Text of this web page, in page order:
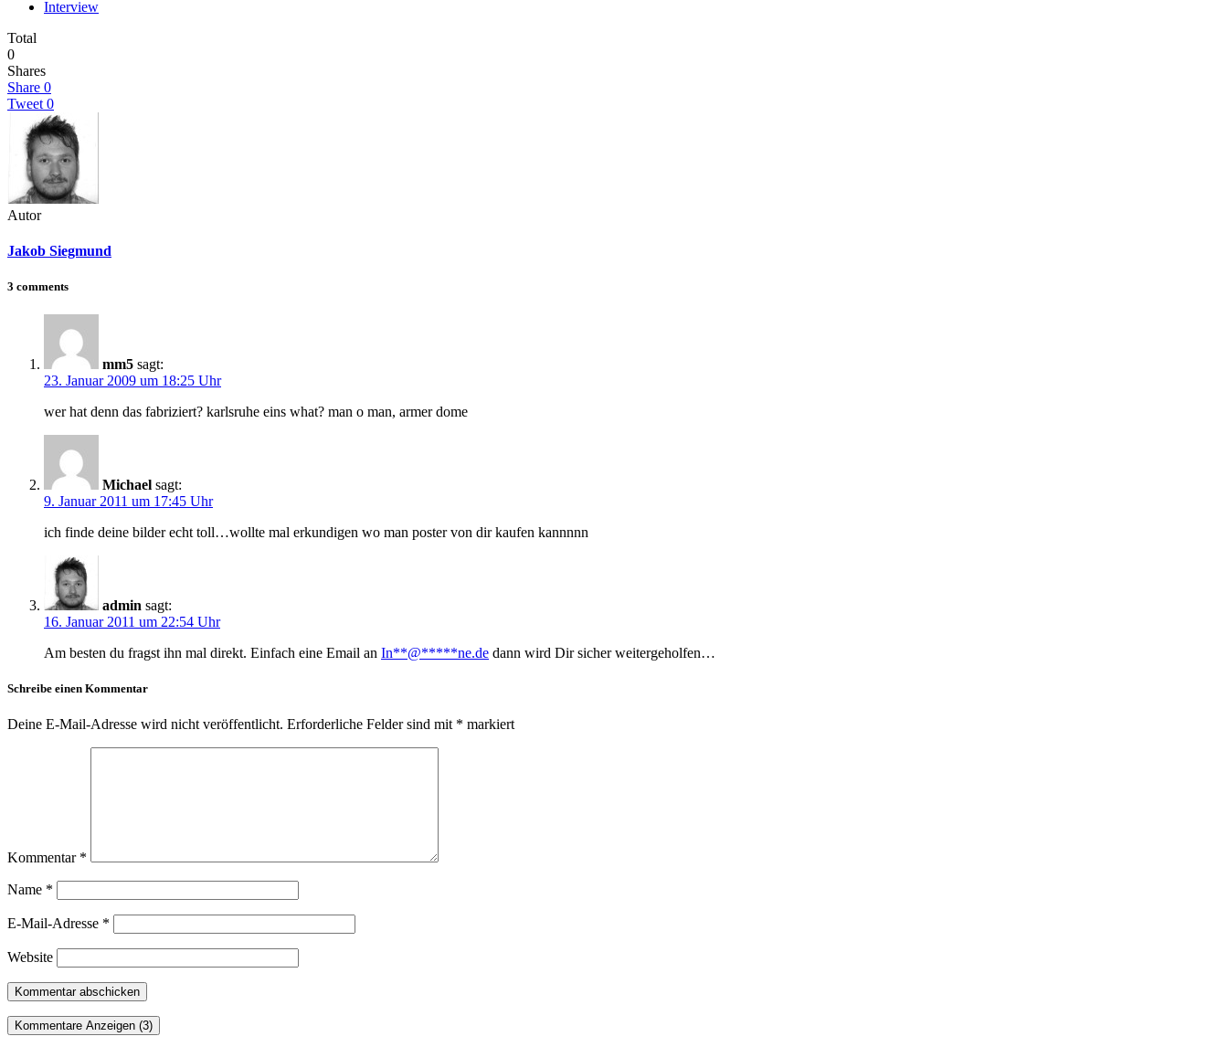
Interview
Total
0
Shares
Share 0
Tweet 0
Autor
Jakob Siegmund
3 comments
mm5 sagt:
23. Januar 2009 um 18:25 Uhr
wer hat denn das fabriziert? karlsruhe eins what? man o man, armer dome
Michael sagt:
9. Januar 2011 um 17:45 Uhr
ich finde deine bilder echt toll…wollte mal erkundigen wo man poster von dir kaufen kannnnn
admin sagt:
16. Januar 2011 um 22:54 Uhr
Am besten du fragst ihn mal direkt. Einfach eine Email an In**@*****ne.de dann wird Dir sicher weitergeholfen…
Schreibe einen Kommentar
Deine E-Mail-Adresse wird nicht veröffentlicht. Erforderliche Felder sind mit * markiert
Kommentar *
Name *
E-Mail-Adresse *
Website
Kommentare Anzeigen (3)